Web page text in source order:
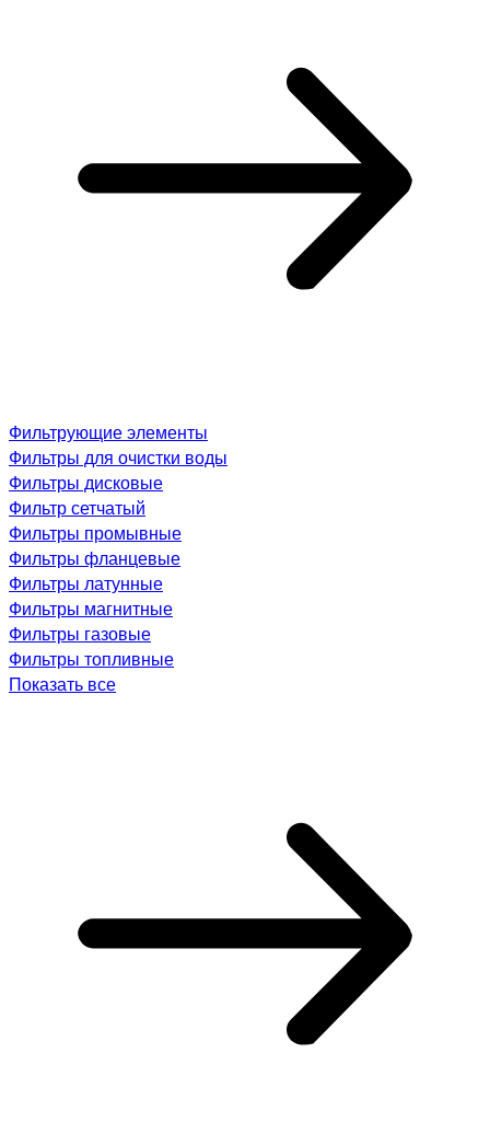
Фильтрующие элементы
Фильтры для очистки воды
Фильтры дисковые
Фильтр сетчатый
Фильтры промывные
Фильтры фланцевые
Фильтры латунные
Фильтры магнитные
Фильтры газовые
Фильтры топливные
Показать все